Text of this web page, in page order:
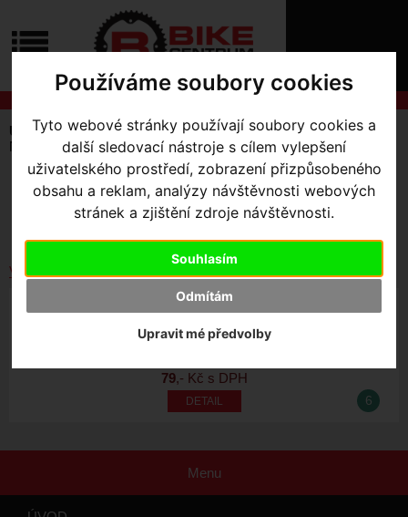
Používáme soubory cookies
Tyto webové stránky používají soubory cookies a
další sledovací nástroje s cílem vylepšení
uživatelského prostředí, zobrazení přizpůsobeného
obsahu a reklam, analýzy návštěvnosti webových
stránek a zjištění zdroje návštěvnosti.
Souhlasím
Odmítám
Upravit mé předvolby
KONTAKT
O
NÁSO
REGISTRACE
Úvodní strana Komponenty
Zapletená kola
Náhradní díly
SKLADEM V OLOMOUCI
Seřadit podle:
Ceny
Názvu
Vybrat dle výrobce
RIM STRIP
79,- Kč s DPH
6
Menu